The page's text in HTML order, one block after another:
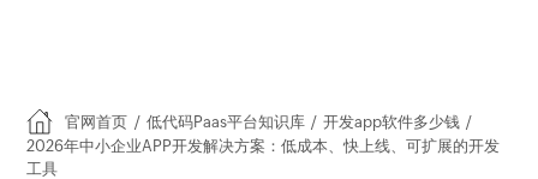
官网首页 / 低代码Paas平台知识库 / 开发app软件多少钱 /
2026年中小企业APP开发解决方案：低成本、快上线、可扩展的开发
工具